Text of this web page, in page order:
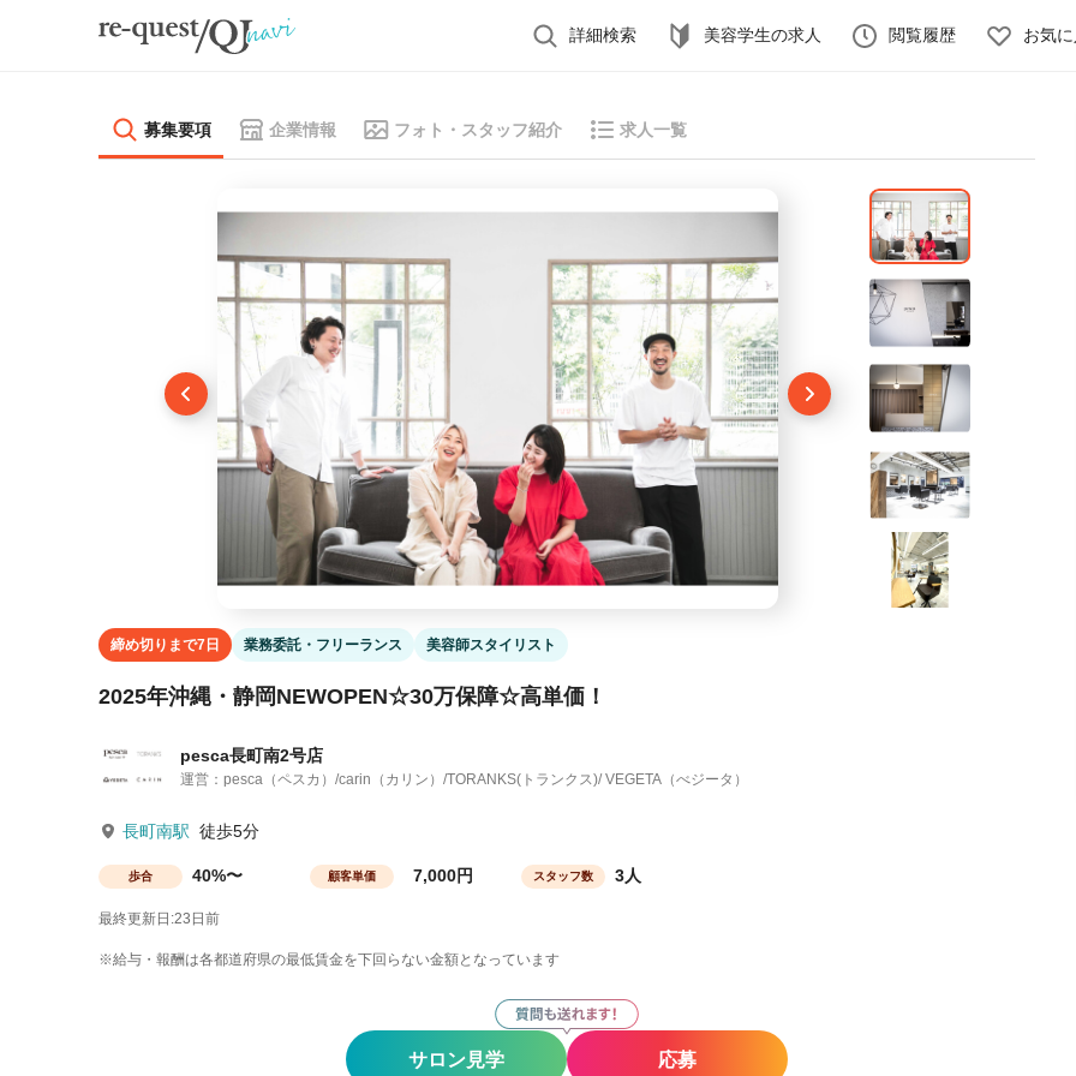
詳細検索 美容学生の求人 閲覧履歴 お気
募集要項 企業情報 フォト・スタッフ紹介 求人一覧
締め切りまで7日 業務委託・フリーランス 美容師スタイリスト
2025年沖縄・静岡NEWOPEN☆30万保障☆高単価！
pesca長町南2号店
運営：pesca（ペスカ）/carin（カリン）/TORANKS(トランクス)/ VEGETA（べジータ）
長町南駅 徒歩5分
歩合 40%〜 顧客単価 7,000円 スタッフ数 3人
最終更新日:23日前
※給与・報酬は各都道府県の最低賃金を下回らない金額となっています
サロン見学 応募